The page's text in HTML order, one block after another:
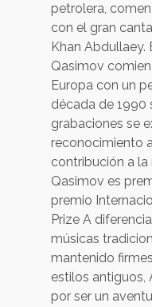
petrolera,
con el gran
Khan Abdullaey.
Qasimov
Europa con un
década de 1990
grabaciones se
reconocimiento
contribución a la
Qasimov es
premio
Prize A
músicas
mantenido
estilos antiguos,
por ser un